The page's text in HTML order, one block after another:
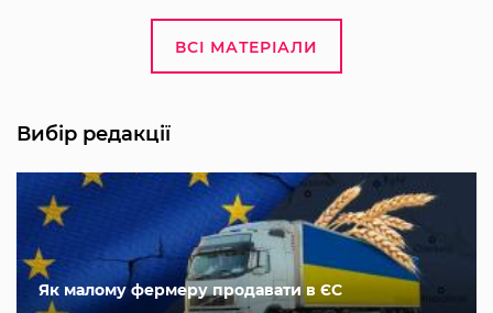
ВСІ МАТЕРІАЛИ
Вибір редакції
Як малому фермеру продавати в ЄС